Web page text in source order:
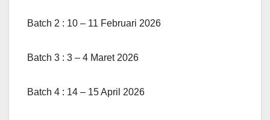
Batch 2 : 10 – 11 Februari 2026
Batch 3 : 3 – 4 Maret 2026
Batch 4 : 14 – 15 April 2026